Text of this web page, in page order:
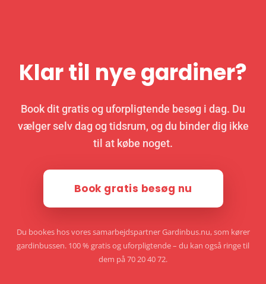
Klar til nye gardiner?
Book dit gratis og uforpligtende besøg i dag. Du
vælger selv dag og tidsrum, og du binder dig ikke
til at købe noget.
Book gratis besøg nu
Du bookes hos vores samarbejdspartner Gardinbus.nu, som kører
gardinbussen. 100 % gratis og uforpligtende – du kan også ringe til
dem på 70 20 40 72.